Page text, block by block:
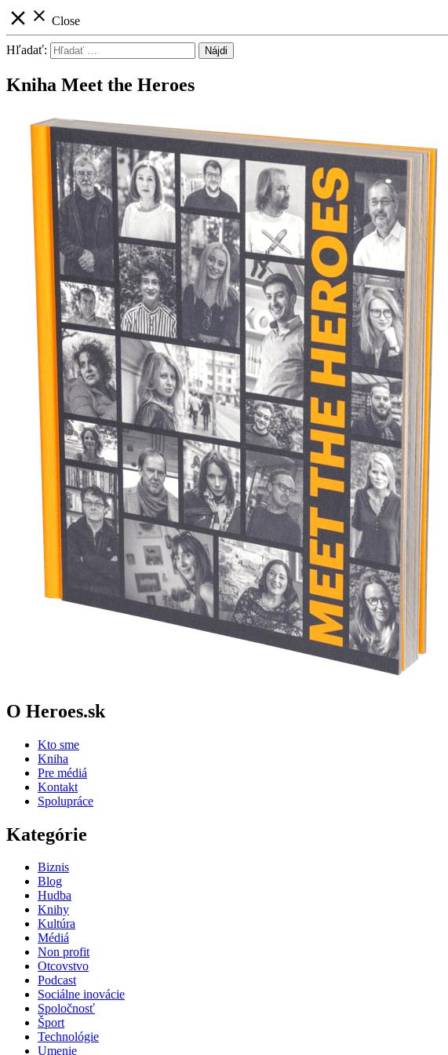
close close Close
Hľadať:
Kniha Meet the Heroes
O Heroes.sk
Kto sme
Kniha
Pre médiá
Kontakt
Spolupráce
Kategórie
Biznis
Blog
Hudba
Knihy
Kultúra
Médiá
Non profit
Otcovstvo
Podcast
Sociálne inovácie
Spoločnosť
Šport
Technológie
Umenie